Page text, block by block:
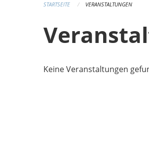
STARTSEITE VERANSTALTUNGEN
Keine Veranstaltungen